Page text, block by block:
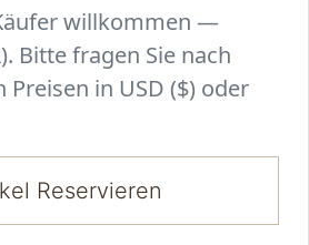
willkommen —
Bitte fragen Sie nach
in USD ($) oder
Reservieren